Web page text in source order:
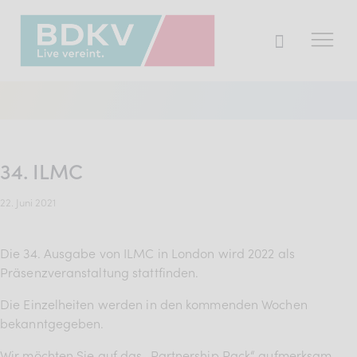
34. ILMC
22. Juni 2021
Die 34. Ausgabe von ILMC in London wird 2022 als
Präsenzveranstaltung stattfinden.
Die Einzelheiten werden in den kommenden Wochen
bekanntgegeben.
Presse
Services
Mitglied werden
Mitgliederbereich